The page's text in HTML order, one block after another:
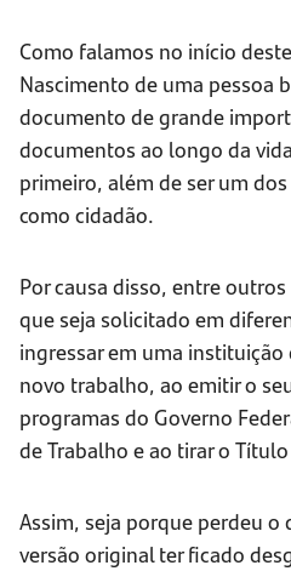
Como falamos no início
Nascimento de uma pessoa
documento de grande
documentos ao longo da
primeiro, além de ser um
como cidadão.
Por causa disso, entre
que seja solicitado em
ingressar em uma
novo trabalho, ao emitir o
programas do Governo
de Trabalho e ao tirar o
Assim, seja porque perdeu
versão original ter ficado